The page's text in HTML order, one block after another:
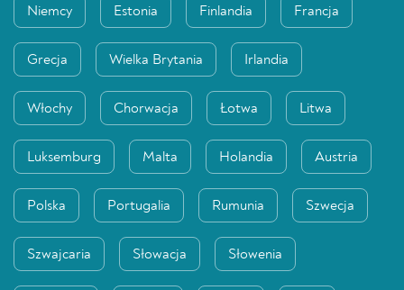
Niemcy Estonia Finlandia Francja
Grecja Wielka Brytania Irlandia
Włochy Chorwacja Łotwa Litwa
Luksemburg Malta Holandia Austria
Polska Portugalia Rumunia Szwecja
Szwajcaria Słowacja Słowenia